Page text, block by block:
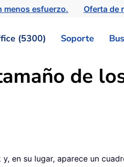
menos esfuerzo. Oferta de
(5300) Soporte
de
en su lugar, aparece un